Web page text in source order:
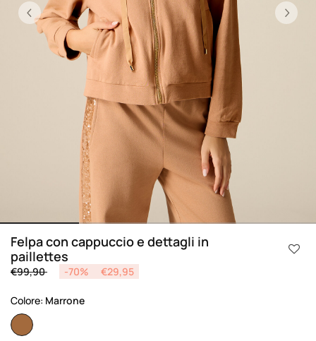
Precedente
Felpa con cappuccio e dettagli in
paillettes
Price reduced from
€99,90to -70% €29,95
Colore: Marrone